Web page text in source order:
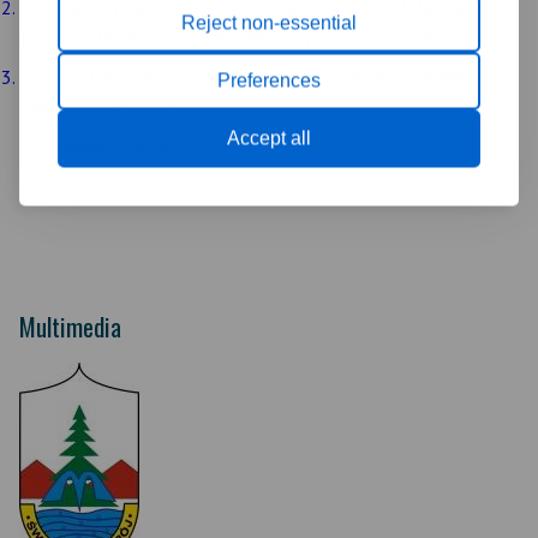
Reject non-essential
Preferences
Accept all
Podjęcie uchwały w sprawie przyjęcia zmian wieloletniej
prognozy finansowej Gminy Miejskiej Świeradów-Zdrój.
w sprawie: skargi na działalność Burmistrza
Miasta Świeradów-Zdrój.
Multimedia